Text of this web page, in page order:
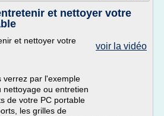
et nettoyer votre
voir la vidéo
et nettoyer votre
verrez par l'exemple
ou entretien
de votre PC portable
les grilles de